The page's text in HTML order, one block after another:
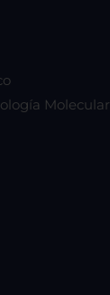
Molecular